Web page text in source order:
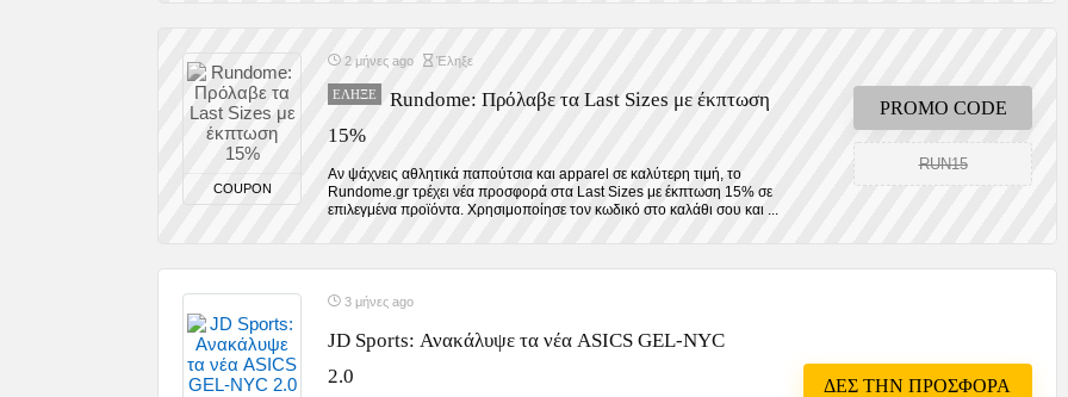
COUPON
2 μήνες ago Έληξε
ΈΛΗΞΕ
Rundome: Πρόλαβε τα Last Sizes με έκπτωση
15%
Αν ψάχνεις αθλητικά παπούτσια και apparel σε καλύτερη τιμή, το
Rundome.gr τρέχει νέα προσφορά στα Last Sizes με έκπτωση 15% σε
επιλεγμένα προϊόντα. Χρησιμοποίησε τον κωδικό στο καλάθι σου και ...
PROMO CODE
RUN15
3 μήνες ago
JD Sports: Ανακάλυψε τα νέα ASICS GEL-NYC
2.0
ΔΕΣ ΤΗΝ ΠΡΟΣΦΟΡΑ